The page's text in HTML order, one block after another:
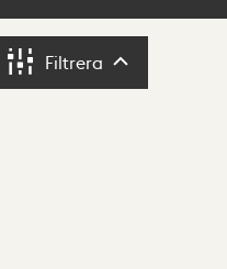
Filtrera Filtrera